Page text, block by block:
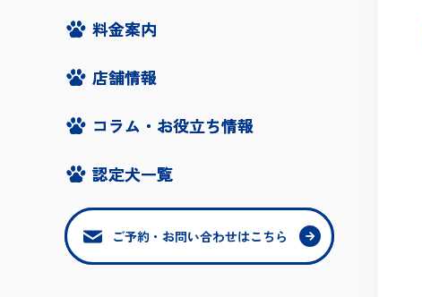
料金案内
店舗情報
コラム・お役立ち情報
認定犬一覧
ご予約・お問い合わせはこちら
料金案内
店舗情報
コラム・お役立ち情報
認定犬一覧
ご予約・お問い合わせはこちら